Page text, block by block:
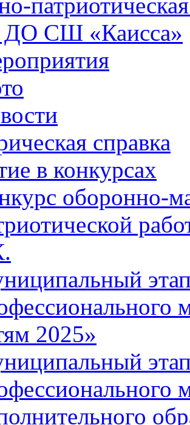
СШ «Каисса»
справка
в конкурсах
оборонно-
2025»